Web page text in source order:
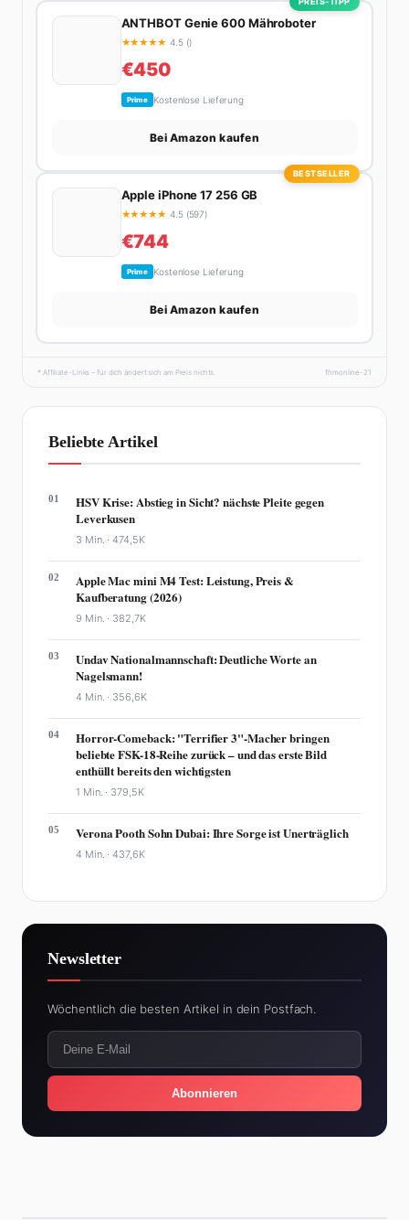
ANTHBOT Genie 600 Mähroboter
★★★★★ 4.5 ()
€450
Prime Kostenlose Lieferung
Bei Amazon kaufen
BESTSELLER
Apple iPhone 17 256 GB
★★★★★ 4.5 (597)
€744
Prime Kostenlose Lieferung
Bei Amazon kaufen
* Affiliate-Links – für dich ändert sich am Preis nichts. fhmonline-21
Beliebte Artikel
01
HSV Krise: Abstieg in Sicht? nächste Pleite gegen
Leverkusen
3 Min. ·474,5K
02
Apple Mac mini M4 Test: Leistung, Preis &
Kaufberatung (2026)
9 Min. · 382,7K
03
Undav Nationalmannschaft: Deutliche Worte an
Nagelsmann!
4 Min. · 356,6K
04
Horror-Comeback: "Terrifier 3"-Macher bringen
beliebte FSK-18-Reihe zurück – und das erste Bild
enthüllt bereits den wichtigsten
1 Min. · 379,5K
05 Verona Pooth Sohn Dubai: Ihre Sorge ist Unerträglich
4 Min. ·437,6K
Newsletter
Wöchentlich die besten Artikel in dein Postfach.
Abonnieren